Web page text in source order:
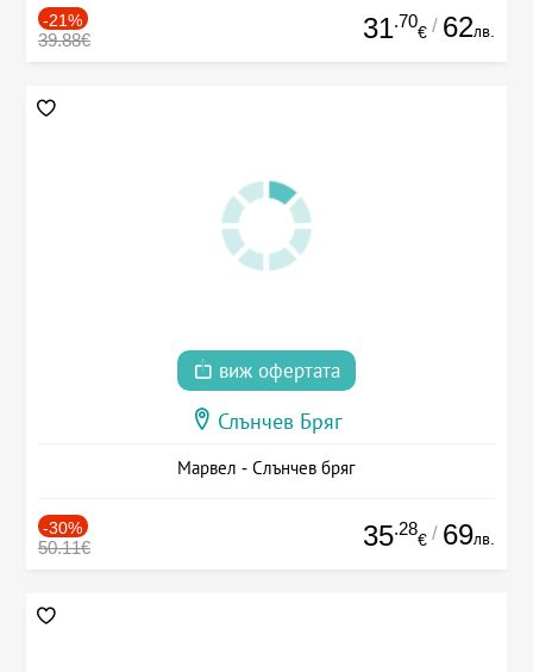
-21%
39.88€ 31.70
€ / 62лв.
виж офертата
Слънчев Бряг
Марвел - Слънчев бряг
-30%
50.11€ 35.28
€ / 69лв.